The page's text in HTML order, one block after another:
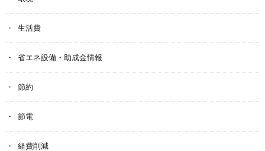
生活費
省エネ設備・助成金情報
節約
節電
経費削減